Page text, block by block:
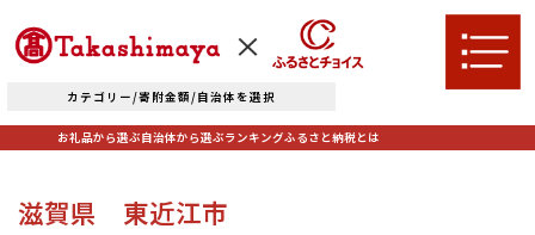
カテゴリー/寄附金額/自治体を選択
お礼品から選ぶ自治体から選ぶランキングふるさと納税とは
滋賀県 東近江市